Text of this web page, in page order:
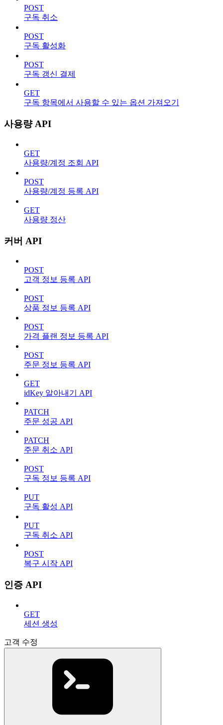
POST
구독 취소
POST
구독 활성화
POST
구독 갱신 결제
GET
구독 항목에서 사용할 수 있는 옵션 가져오기
사용량 API
GET
사용량/계정 조회 API
POST
사용량/계정 등록 API
GET
사용량 정산
커버 API
POST
고객 정보 등록 API
POST
상품 정보 등록 API
POST
가격 플랜 정보 등록 API
POST
주문 정보 등록 API
GET
idKey 알아내기 API
PATCH
주문 성공 API
PATCH
주문 취소 API
POST
구독 정보 등록 API
PUT
구독 활성 API
PUT
구독 취소 API
POST
복구 시작 API
인증 API
GET
세션 생성
고객 수정